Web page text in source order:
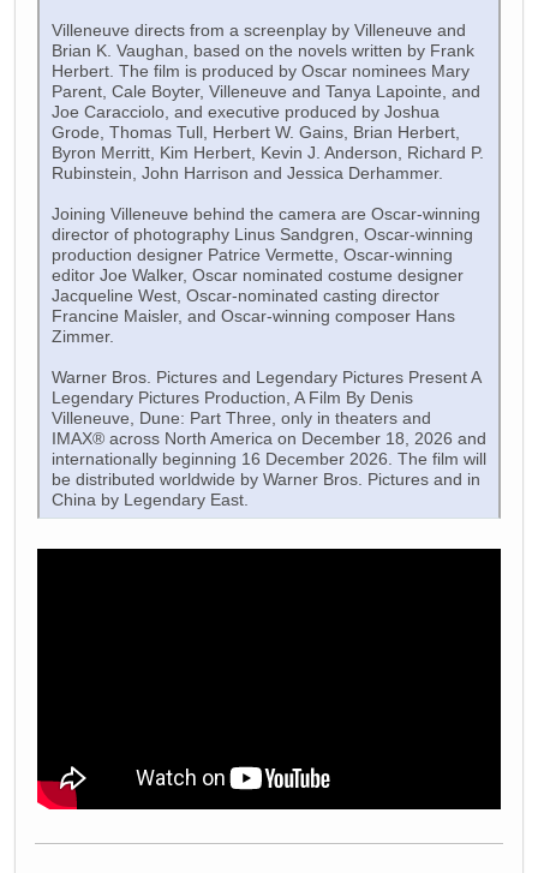
Villeneuve directs from a screenplay by Villeneuve and
Brian K. Vaughan, based on the novels written by Frank
Herbert. The film is produced by Oscar nominees Mary
Parent, Cale Boyter, Villeneuve and Tanya Lapointe, and
Joe Caracciolo, and executive produced by Joshua
Grode, Thomas Tull, Herbert W. Gains, Brian Herbert,
Byron Merritt, Kim Herbert, Kevin J. Anderson, Richard P.
Rubinstein, John Harrison and Jessica Derhammer.
Joining Villeneuve behind the camera are Oscar-winning
director of photography Linus Sandgren, Oscar-winning
production designer Patrice Vermette, Oscar-winning
editor Joe Walker, Oscar nominated costume designer
Jacqueline West, Oscar-nominated casting director
Francine Maisler, and Oscar-winning composer Hans
Zimmer.
Warner Bros. Pictures and Legendary Pictures Present A
Legendary Pictures Production, A Film By Denis
Villeneuve, Dune: Part Three, only in theaters and
IMAX® across North America on December 18, 2026 and
internationally beginning 16 December 2026. The film will
be distributed worldwide by Warner Bros. Pictures and in
China by Legendary East.